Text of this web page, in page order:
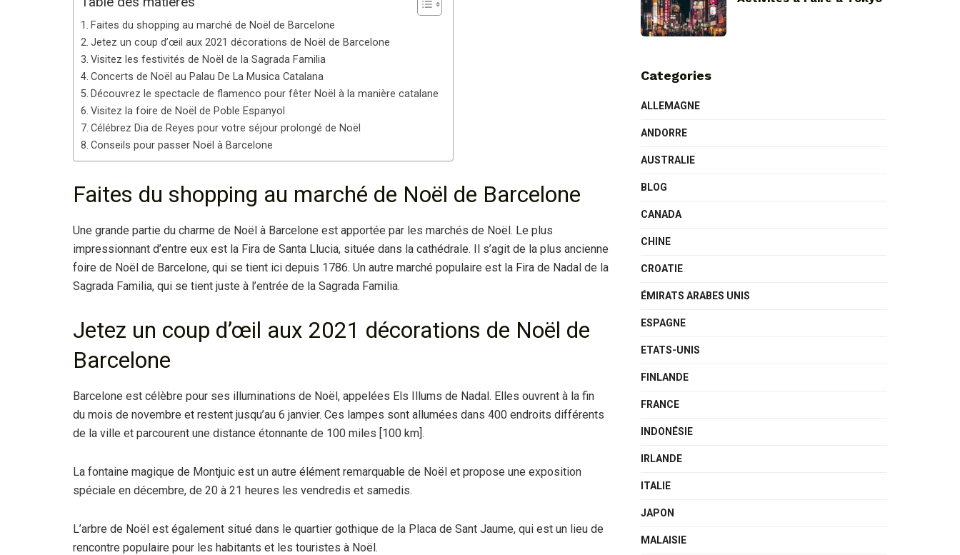
Faites du shopping au marché de Noël de Barcelone
Jetez un coup d’œil aux 2021 décorations de Noël de Barcelone
Visitez les festivités de Noël de la Sagrada Familia
Concerts de Noël au Palau De La Musica Catalana
Découvrez le spectacle de flamenco pour fêter Noël à la manière catalane
Visitez la foire de Noël de Poble Espanyol
Célébrez Dia de Reyes pour votre séjour prolongé de Noël
Conseils pour passer Noël à Barcelone
Faites du shopping au marché de Noël de Barcelone
Une grande partie du charme de Noël à Barcelone est apportée par les marchés de Noël. Le plus
impressionnant d’entre eux est la Fira de Santa Llucia, située dans la cathédrale. Il s’agit de la plus ancienne
foire de Noël de Barcelone, qui se tient ici depuis 1786. Un autre marché populaire est la Fira de Nadal de la
Sagrada Familia, qui se tient juste à l’entrée de la Sagrada Familia.
Jetez un coup d’œil aux 2021 décorations de Noël de
Barcelone
Barcelone est célèbre pour ses illuminations de Noël, appelées Els Illums de Nadal. Elles ouvrent à la fin
du mois de novembre et restent jusqu’au 6 janvier. Ces lampes sont allumées dans 400 endroits différents
de la ville et parcourent une distance étonnante de 100 miles [100 km].
La fontaine magique de Montjuic est un autre élément remarquable de Noël et propose une exposition
spéciale en décembre, de 20 à 21 heures les vendredis et samedis.
L’arbre de Noël est également situé dans le quartier gothique de la Placa de Sant Jaume, qui est un lieu de
rencontre populaire pour les habitants et les touristes à Noël.
Categories
ALLEMAGNE
ANDORRE
AUSTRALIE
BLOG
CANADA
CHINE
CROATIE
ÉMIRATS ARABES UNIS
ESPAGNE
ETATS-UNIS
FINLANDE
FRANCE
INDONÉSIE
IRLANDE
ITALIE
JAPON
MALAISIE